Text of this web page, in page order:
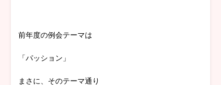
前年度の例会テーマは
「パッション」
まさに、そのテーマ通り